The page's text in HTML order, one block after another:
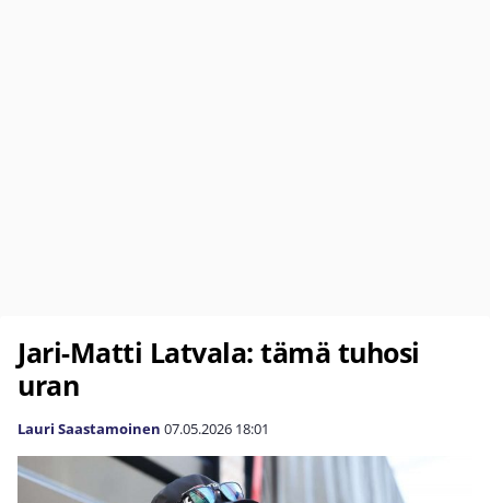
Jari-Matti Latvala: tämä tuhosi
uran
Lauri Saastamoinen 07.05.2026 18:01